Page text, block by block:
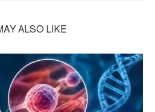
ALSO LIKE